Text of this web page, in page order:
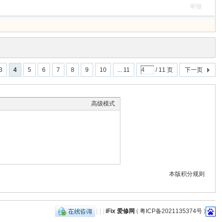
举报
4 5 6 7 8 9 10 ... 11 / 11 页 下一页
高级模式
本版积分规则
| | | iFix 爱修网 ( 粤ICP备2021135374号)